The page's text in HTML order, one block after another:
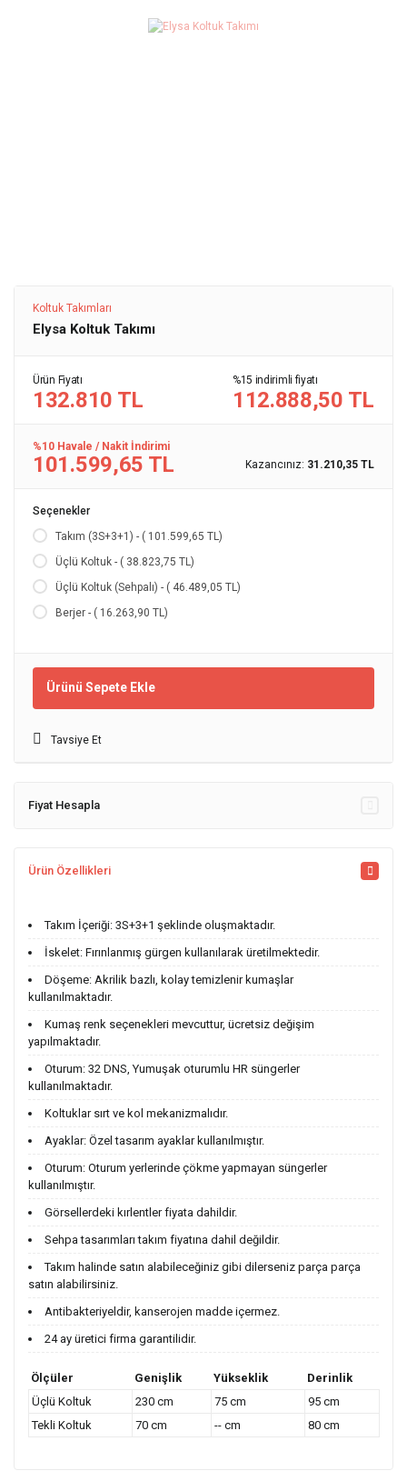
Koltuk Takımları
Elysa Koltuk Takımı
Ürün Fiyatı
132.810 TL
%15 indirimli fiyatı
112.888,50 TL
%10 Havale / Nakit İndirimi
101.599,65 TL Kazancınız: 31.210,35 TL
Seçenekler
Takım (3S+3+1) - ( 101.599,65 TL)
Üçlü Koltuk - ( 38.823,75 TL)
Üçlü Koltuk (Sehpalı) - ( 46.489,05 TL)
Berjer - ( 16.263,90 TL)
Ürünü Sepete Ekle
Tavsiye Et
Fiyat Hesapla
Ürün Özellikleri
Takım İçeriği: 3S+3+1 şeklinde oluşmaktadır.
İskelet: Fırınlanmış gürgen kullanılarak üretilmektedir.
Döşeme: Akrilik bazlı, kolay temizlenir kumaşlar
kullanılmaktadır.
Kumaş renk seçenekleri mevcuttur, ücretsiz değişim
yapılmaktadır.
Oturum: 32 DNS, Yumuşak oturumlu HR süngerler
kullanılmaktadır.
Koltuklar sırt ve kol mekanizmalıdır.
Ayaklar: Özel tasarım ayaklar kullanılmıştır.
Oturum: Oturum yerlerinde çökme yapmayan süngerler
kullanılmıştır.
Görsellerdeki kırlentler fiyata dahildir.
Sehpa tasarımları takım fiyatına dahil değildir.
Takım halinde satın alabileceğiniz gibi dilerseniz parça parça
satın alabilirsiniz.
Antibakteriyeldir, kanserojen madde içermez.
24 ay üretici firma garantilidir.
Ölçüler Genişlik Yükseklik
Derinlik
Üçlü Koltuk
230 cm 75 cm
95 cm
Tekli Koltuk
70 cm -- cm 80 cm